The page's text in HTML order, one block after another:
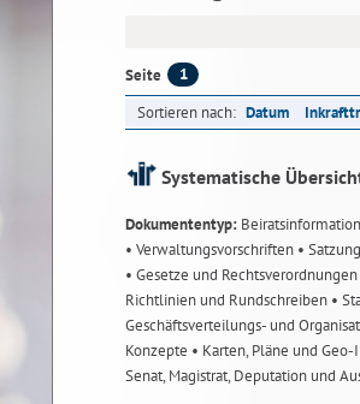
Seite
1
Sortieren nach: Datum
Systematische
Dokumententyp:
• Verwaltungsvorschriften •
• Gesetze und Rechtsverordnungen
Richtlinien und Rundschreiben •
Geschäftsverteilungs- und
Konzepte • Karten, Pläne und
Senat, Magistrat, Deputation und